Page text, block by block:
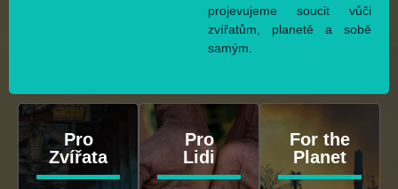
projevujeme soucit vůči
zvířatům, planetě a sobě
samým.
Pro
Zvířata
Pro
Lidi
For the
Planet